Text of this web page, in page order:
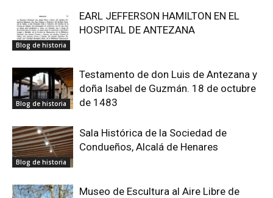
Blog de historia
EARL JEFFERSON HAMILTON EN EL
HOSPITAL DE ANTEZANA
Blog de historia
Testamento de don Luis de Antezana y
doña Isabel de Guzmán. 18 de octubre
de 1483
Blog de historia
Sala Histórica de la Sociedad de
Condueños, Alcalá de Henares
Museo de Escultura al Aire Libre de